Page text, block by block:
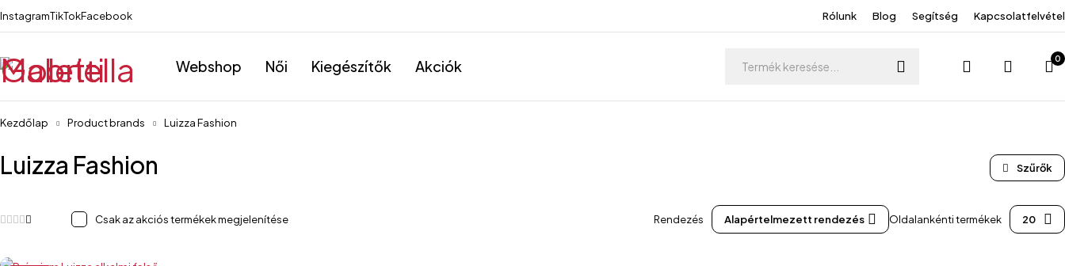
InstagramTikTokFacebook Rólunk Blog Segítség Kapcsolatfelvétel
Webshop Női Kiegészítők Akciók 0
Kezdőlap Product brands Luizza Fashion
Luizza Fashion
Csak az akciós termékek megjelenítése Rendezés Alapértelmezett rendezés Oldalankénti termékek 20